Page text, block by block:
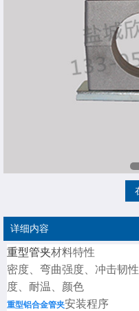
详细内容
重型管夹材料特性
密度、弯曲强度、冲击韧
度、耐温、颜色
重型铝合金管夹安装程序